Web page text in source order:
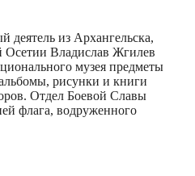
деятель из Архангельска,
Владислав Жгилев
музея предметы
рисунки и книги
Отдел Боевой Славы
флага, водруженного